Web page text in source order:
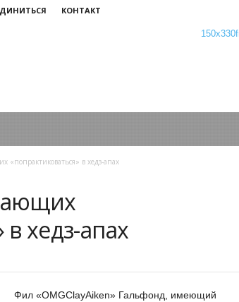
КОНТАКТ
в хедз-апах
хедз-апах
Фил «OMGClayAiken» Гальфонд, имеющий